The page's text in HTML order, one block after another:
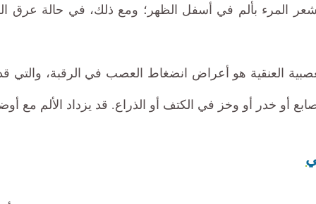
المرء بألم في أسفل الظهر؛ ومع ذلك، في حالة عرق
العنقية هو أعراض انضغاط العصب في الرقبة، والتي
أو خدر أو وخز في الكتف أو الذراع. قد يزداد الألم مع